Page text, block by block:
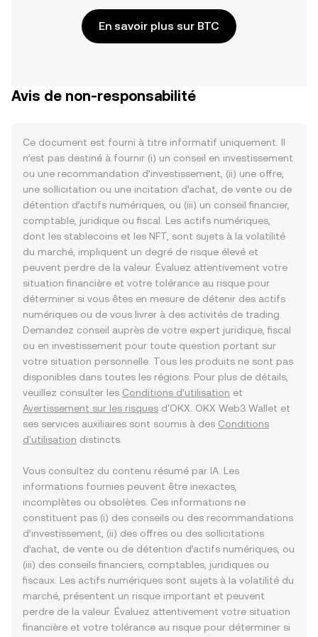
En savoir plus sur BTC
Avis de non-responsabilité
Ce document est fourni à titre informatif uniquement. Il
n’est pas destiné à fournir (i) un conseil en investissement
ou une recommandation d’investissement, (ii) une offre,
une sollicitation ou une incitation d’achat, de vente ou de
détention d’actifs numériques, ou (iii) un conseil financier,
comptable, juridique ou fiscal. Les actifs numériques,
dont les stablecoins et les NFT, sont sujets à la volatilité
du marché, impliquent un degré de risque élevé et
peuvent perdre de la valeur. Évaluez attentivement votre
situation financière et votre tolérance au risque pour
déterminer si vous êtes en mesure de détenir des actifs
numériques ou de vous livrer à des activités de trading.
Demandez conseil auprès de votre expert juridique, fiscal
ou en investissement pour toute question portant sur
votre situation personnelle. Tous les produits ne sont pas
disponibles dans toutes les régions. Pour plus de détails,
veuillez consulter les Conditions d’utilisation et
Avertissement sur les risques d'OKX. OKX Web3 Wallet et
ses services auxiliaires sont soumis à des Conditions
d'utilisation distincts.
Vous consultez du contenu résumé par IA. Les
informations fournies peuvent être inexactes,
incomplètes ou obsolètes. Ces informations ne
constituent pas (i) des conseils ou des recommandations
d’investissement, (ii) des offres ou des sollicitations
d’achat, de vente ou de détention d’actifs numériques, ou
(iii) des conseils financiers, comptables, juridiques ou
fiscaux. Les actifs numériques sont sujets à la volatilité du
marché, présentent un risque important et peuvent
perdre de la valeur. Évaluez attentivement votre situation
financière et votre tolérance au risque pour déterminer si